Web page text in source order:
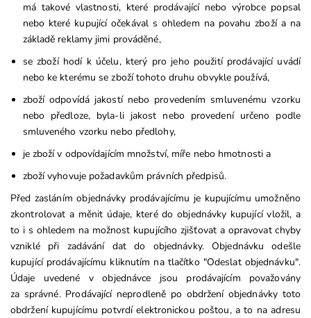
má takové vlastnosti, které prodávající nebo výrobce popsal
nebo které kupující očekával s ohledem na povahu zboží a na
základě reklamy jimi prováděné,
se zboží hodí k účelu, který pro jeho použití prodávající uvádí
nebo ke kterému se zboží tohoto druhu obvykle používá,
zboží odpovídá jakostí nebo provedením smluvenému vzorku
nebo předloze, byla-li jakost nebo provedení určeno podle
smluveného vzorku nebo předlohy,
je zboží v odpovídajícím množství, míře nebo hmotnosti a
zboží vyhovuje požadavkům právních předpisů.
Před zasláním objednávky prodávajícímu je kupujícímu umožněno
zkontrolovat a měnit údaje, které do objednávky kupující vložil, a
to i s ohledem na možnost kupujícího zjišťovat a opravovat chyby
vzniklé při zadávání dat do objednávky. Objednávku odešle
kupující prodávajícímu kliknutím na tlačítko "Odeslat objednávku".
Údaje uvedené v objednávce jsou prodávajícím považovány
za správné. Prodávající neprodleně po obdržení objednávky toto
obdržení kupujícímu potvrdí elektronickou poštou, a to na adresu